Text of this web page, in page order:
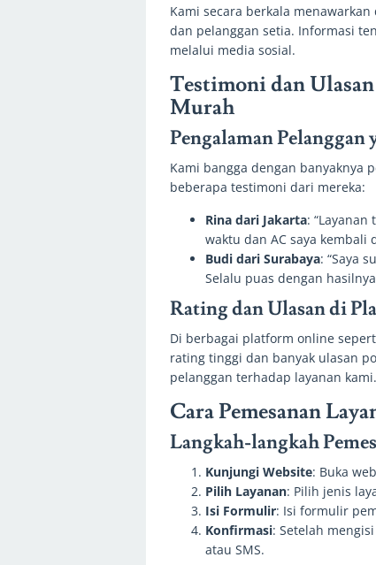
Kami secara berkala
dan pelanggan setia. Informasi
melalui media sosial.
Testimoni dan
Murah
Pengalaman Pelanggan
Kami bangga dengan banyaknya
beberapa testimoni dari mereka:
Rina dari Jakarta:
waktu dan AC saya
Budi dari Surabaya: “Saya
Selalu puas dengan
Rating dan Ulasan di
Di berbagai platform online
rating tinggi dan banyak ulasan
pelanggan terhadap layanan kami.
Cara Pemesanan
Langkah-langkah
Kunjungi Website: Buka
Pilih Layanan: Pilih jenis
Isi Formulir: Isi formulir
Konfirmasi: Setelah
atau SMS.